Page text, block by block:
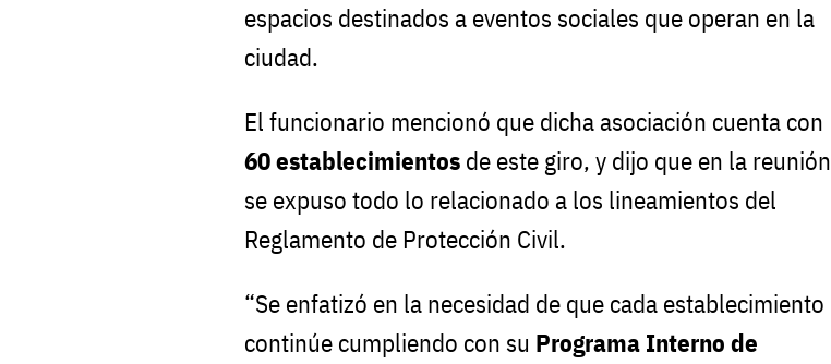
espacios destinados a eventos sociales que operan en la
ciudad.
El funcionario mencionó que dicha asociación cuenta con
60 establecimientos de este giro, y dijo que en la reunión
se expuso todo lo relacionado a los lineamientos del
Reglamento de Protección Civil.
“Se enfatizó en la necesidad de que cada establecimiento
continúe cumpliendo con su Programa Interno de